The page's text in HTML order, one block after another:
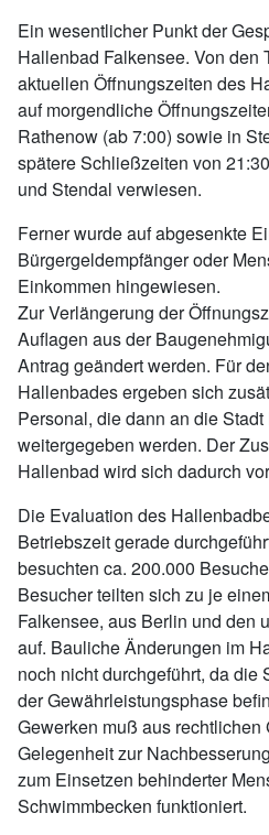
Ein wesentlicher Punkt der
Hallenbad Falkensee. Von den
aktuellen Öffnungszeiten des
auf morgendliche
Rathenow (ab 7:00) sowie in
spätere Schließzeiten von
und Stendal verwiesen.
Ferner wurde auf abgesenkte
Bürgergeldempfänger oder
Einkommen hingewiesen.
Zur Verlängerung der
Auflagen aus der
Antrag geändert werden. Für
Hallenbades ergeben sich
Personal, die dann an die
weitergegeben werden. Der
Hallenbad wird sich dadurch
Die Evaluation des
Betriebszeit gerade
besuchten ca. 200.000
Besucher teilten sich zu je
Falkensee, aus Berlin und den
auf. Bauliche Änderungen im
noch nicht durchgeführt, da die
der Gewährleistungsphase
Gewerken muß aus rechtlichen
Gelegenheit zur
zum Einsetzen behinderter
Schwimmbecken funktioniert.